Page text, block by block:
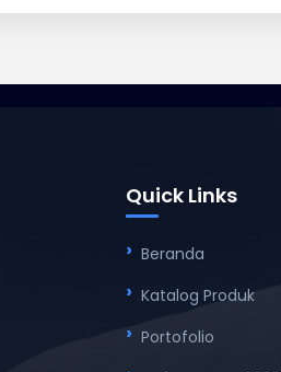
Quick Links
Beranda
Katalog Produk
Portofolio